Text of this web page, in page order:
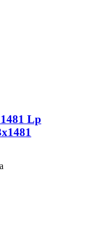
Lp